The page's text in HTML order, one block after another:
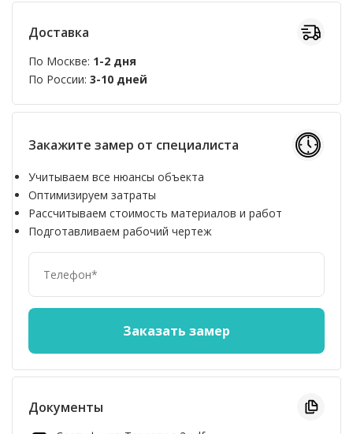
Доставка
По Москве: 1-2 дня
По России: 3-10 дней
Закажите замер от специалиста
Учитываем все нюансы объекта
Оптимизируем затраты
Рассчитываем стоимость материалов и работ
Подготавливаем рабочий чертеж
Документы